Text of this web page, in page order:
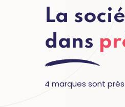
La
dans
4 marques sont